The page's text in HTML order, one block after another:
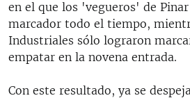
en el que los 'vegueros' de
marcador todo el tiempo,
Industriales sólo lograron
empatar en la novena entrada.
Con este resultado, ya se